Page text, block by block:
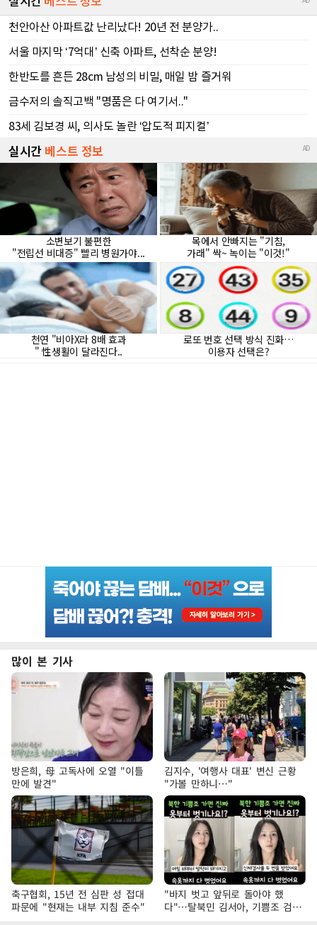
많이 본 기사
방은희, 母 고독사에 오열 "이틀
만에 발견"
김지수, '여행사 대표' 변신 근황
"가볼 만하니…"
축구협회, 15년 전 심판 성 접대
파문에 "현재는 내부 지침 준수"
"바지 벗고 앞뒤로 돌아야 했
다"…탈북민 김서아, 기쁨조 검사
수치심 회상